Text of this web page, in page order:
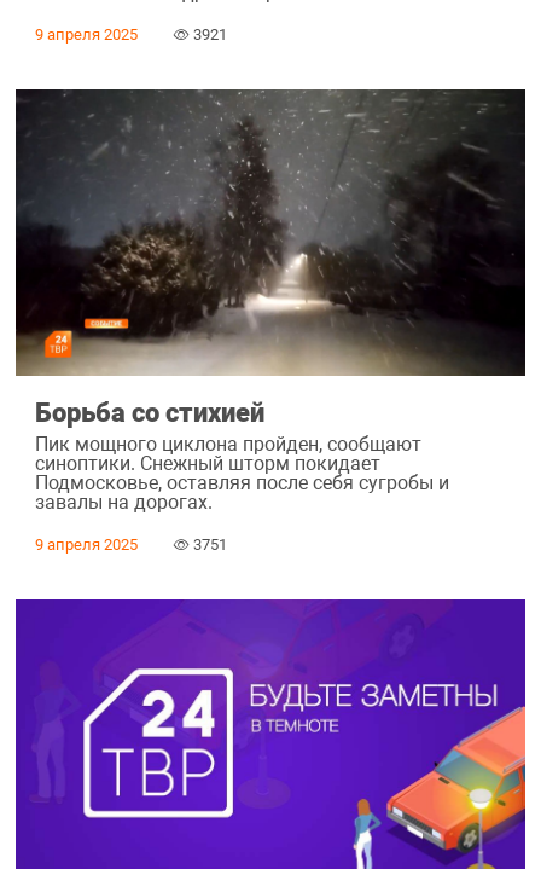
9 апреля 2025 3921
Борьба со стихией
Пик мощного циклона пройден, сообщают
синоптики. Снежный шторм покидает
Подмосковье, оставляя после себя сугробы и
завалы на дорогах.
9 апреля 2025 3751